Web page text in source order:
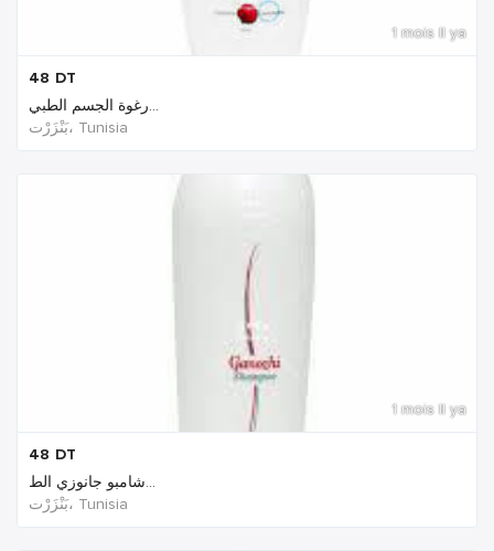
1 mois Il ya
48 DT
رغوة الجسم الطبي...
بَنْزَرْت‎، Tunisia
1 mois Il ya
48 DT
شامبو جانوزي الط...
بَنْزَرْت‎، Tunisia